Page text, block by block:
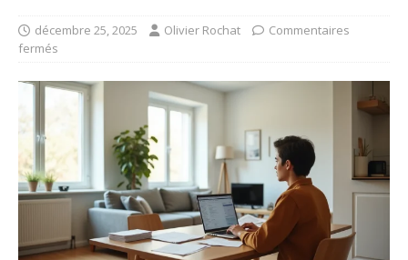
décembre 25, 2025 Olivier Rochat
Commentaires
fermés